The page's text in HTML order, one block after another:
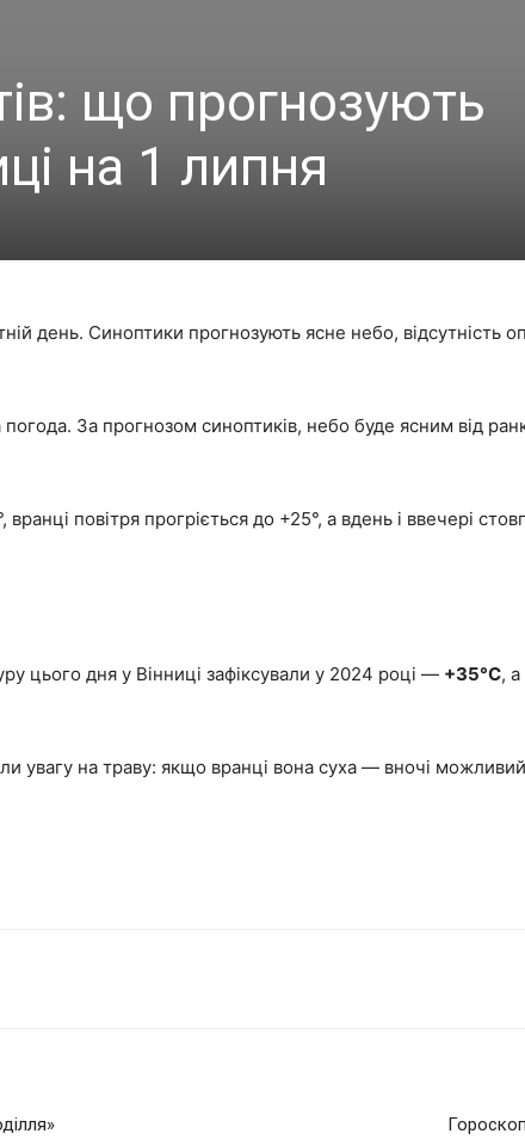
що прогнозують
на 1 липня
день. Синоптики прогнозують ясне небо, відсутність
За прогнозом синоптиків, небо буде ясним від
повітря прогріється до +25°, а вдень і ввечері
цього дня у Вінниці зафіксували у 2024 році — +35°C,
увагу на траву: якщо вранці вона суха — вночі